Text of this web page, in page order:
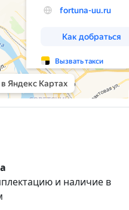
и наличие в